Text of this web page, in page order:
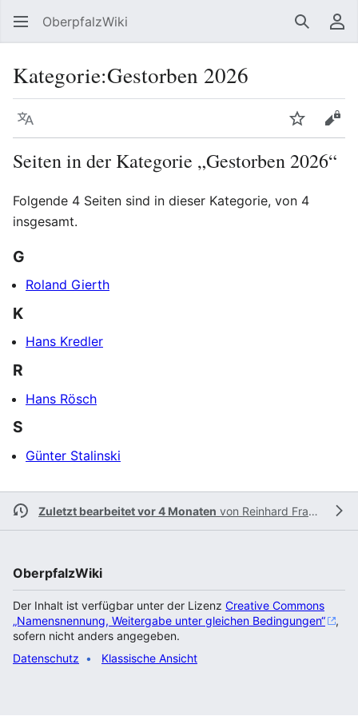
OberpfalzWiki Suchen
Kategorie:Gestorben 2026
Sprache
Seiten in der Kategorie „Gestorben 2026“
Folgende 4 Seiten sind in dieser Kategorie, von 4
insgesamt.
G
Roland Gierth
K
Hans Kredler
R
Hans Rösch
S
Günter Stalinski
Zuletzt bearbeitet vor 4 Monaten von Reinhard Fraunholz
OberpfalzWiki
Der Inhalt ist verfügbar unter der Lizenz Creative Commons
„Namensnennung, Weitergabe unter gleichen Bedingungen“
,
sofern nicht anders angegeben.
Datenschutz
Klassische Ansicht